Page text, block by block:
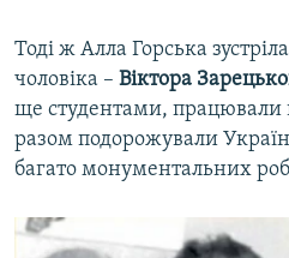
Тоді ж Алла Горська
чоловіка – Віктора
ще студентами, працювали
разом подорожували
багато монументальних